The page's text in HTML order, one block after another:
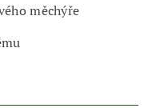
měchýře